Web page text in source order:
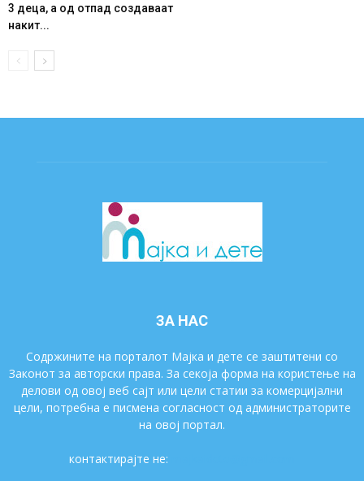
3 деца, а од отпад создаваат
накит...
ЗА НАС
Содржините на порталот Мајка и дете се заштитени со
Законот за авторски права. За секоја форма на користење на
делови од овој веб сајт или цели статии за комерцијални
цели, потребна е писмена согласност од администраторите
на овој портал.
контактирајте не: